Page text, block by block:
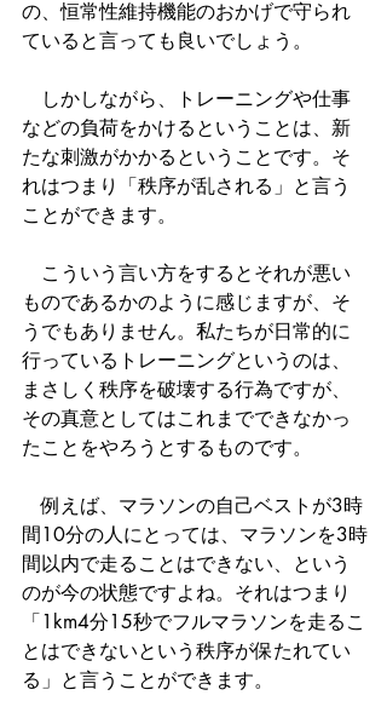
の、恒常性維持機能のおかげで守られ
ていると言っても良いでしょう。
しかしながら、トレーニングや仕事
などの負荷をかけるということは、新
たな刺激がかかるということです。そ
れはつまり「秩序が乱される」と言う
ことができます。
こういう言い方をするとそれが悪い
ものであるかのように感じますが、そ
うでもありません。私たちが日常的に
行っているトレーニングというのは、
まさしく秩序を破壊する行為ですが、
その真意としてはこれまでできなかっ
たことをやろうとするものです。
例えば、マラソンの自己ベストが3時
間10分の人にとっては、マラソンを3時
間以内で走ることはできない、という
のが今の状態ですよね。それはつまり
「1km4分15秒でフルマラソンを走るこ
とはできないという秩序が保たれてい
る」と言うことができます。